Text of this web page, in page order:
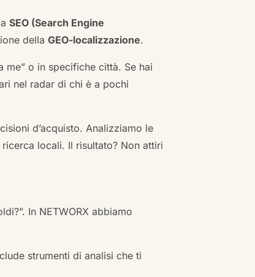
SEO (Search Engine
dellaGEO-localizzazione.
me” o in specifiche città. Se hai
nel radar di chi è a pochi
d’acquisto. Analizziamo le
locali. Il risultato? Non attiri
In NETWORX abbiamo
strumenti di analisi che ti